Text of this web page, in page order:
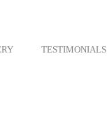
TESTIMONIALS